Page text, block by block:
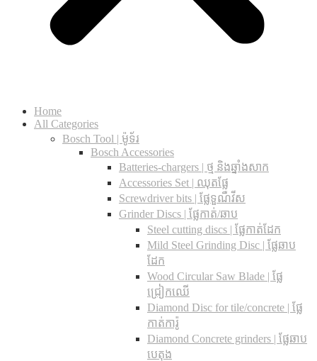
Home
All Categories
Bosch Tool | ម៉ូទ័រ
Bosch Accessories
Batteries-chargers | ថ្ម និងឆ្នាំងសាក
Accessories Set | ឈុតផ្លែ
Screwdriver bits | ផ្លែទួណឺវីស
Grinder Discs |​ ផ្លែកាត់/ឆាប
Steel cutting discs |​ ផ្លែកាត់ដែក
Mild Steel Grinding Disc | ផ្លែឆាប
ដែក
Wood Circular Saw Blade | ផ្លែ
ជ្រៀកឈើ
Diamond Disc for tile/concrete​ | ផ្លែ
កាត់ការ៉ូ
Diamond Concrete grinders | ផ្លែឆាប
បេតុង